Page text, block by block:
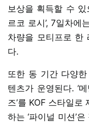
보상을 획득할 수
르코 로시’, 7일차에
차량을 모티프로 한
다.
또한 동 기간 다양
텐츠가 운영된다. ‘
즈’를 KOF 스타일로
하는 ‘파이널 미션’